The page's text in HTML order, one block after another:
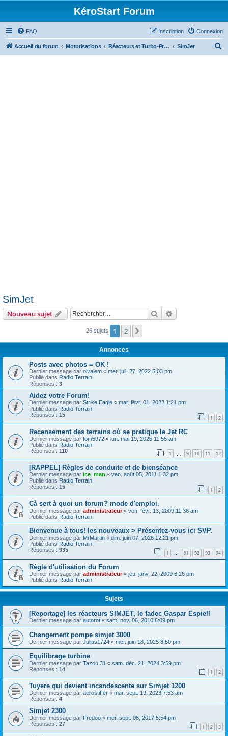
KéroStart Forum
FAQ Connexion
Inscription
Accueil du forum Motorisations Réacteurs et Turbo-Propulseurs SimJet
SimJet
Nouveau sujet Rechercher
26 sujets 1 2
Annonces
Posts avec photos = OK !
Dernier message par olvalem « mer. juil. 27, 2022 5:03 pm
Publié dans Radio Terrain
Réponses : 3
Aidez votre Forum!
Dernier message par Strike Eagle « mar. févr. 01, 2022 1:21 pm
Publié dans Radio Terrain
Réponses : 15 1 2
Recensement des terrains où se pratique le Jet RC
Dernier message par tom5972 « lun. mai 19, 2025 11:55 am
Publié dans Radio Terrain
Réponses : 110 1 9 10 11 12
[RAPPEL] Règles de conduite et de bienséance
Dernier message par ice_man « ven. août 05, 2011 1:32 pm
Publié dans Radio Terrain
Réponses : 15 1 2
Cà sert à quoi un forum? mode d'emploi.
Dernier message par administrateur« ven. févr. 13, 2009 11:36 am
Publié dans Radio Terrain
Bienvenue à tous! les nouveaux > Présentez-vous ici SVP.
Dernier message par MrMartin « dim. juin 07, 2026 12:21 pm
Publié dans Radio Terrain
Réponses : 935 1 … 91 92 93 94
Règle d'utilisation du Forum
Dernier message par administrateur« jeu. janv. 22, 2009 6:26 pm
Publié dans Radio Terrain
Sujets
[Reportage] les réacteurs SIMJET, le fadec Gaspar Espiell
Dernier message par autorot « sam. nov. 06, 2010 6:09 pm
Changement pompe simjet 3000
Dernier message par Julius1724 « mer. juin 18, 2025 8:50 pm
Equilibrage turbine
Dernier message par Tazou 31 « sam. déc. 21, 2024 3:59 pm
Réponses : 14 1 2
Tuyere qui devient incandescente sur Simjet 1200
Dernier message par aerostiffer « mar. sept. 19, 2023 7:53 am
Réponses : 4
Simjet 2300
Dernier message par Fredoo « mer. sept. 06, 2017 5:54 pm
Réponses : 27 1 2 3